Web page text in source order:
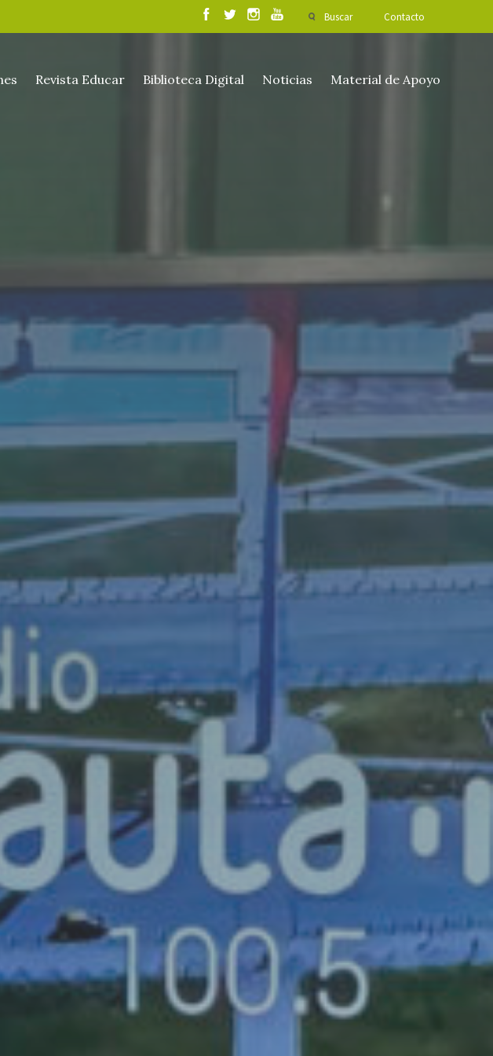
Buscar Contacto
Revista Educar Biblioteca Digital Noticias Material de Apoyo